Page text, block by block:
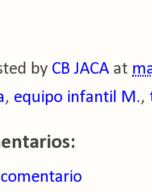
by CB JACA at
, equipo infantil M.,